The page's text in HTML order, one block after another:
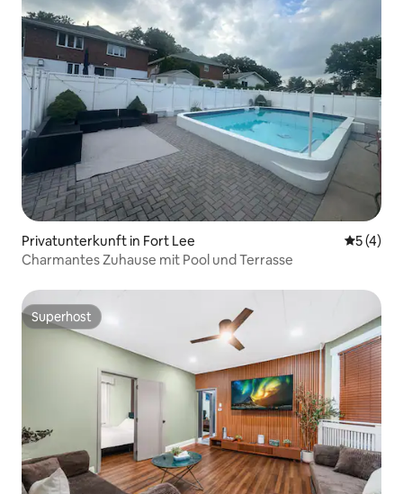
Privatunterkunft in Fort Lee
5 (4)
Charmantes Zuhause mit Pool und Terrasse
Superhost
Superhost